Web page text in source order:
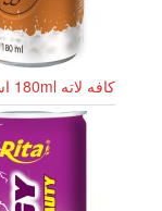
کافه لاته 180ml است